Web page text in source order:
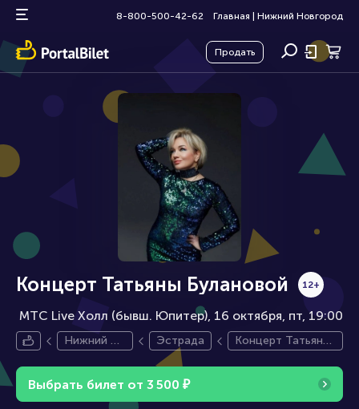
8-800-500-42-62 Главная Нижний Новгород
Продать
Концерт Татьяны Булановой
МТС Live Холл (бывш. Юпитер), 16 октября
12+
пт, 19:00
Нижний Н
Эстрада
Концерт Татьяны
Выбрать билет от 3 500 ₽